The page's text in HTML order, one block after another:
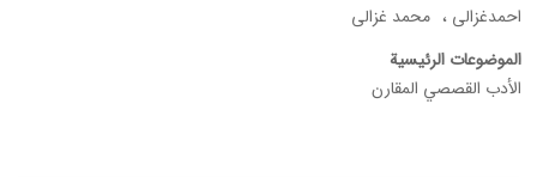
احمدغزالی
محمد غزالی
الموضوعات الرئيسية
الأدب القصصي المقارن